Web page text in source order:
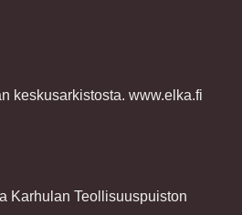
keskusarkistosta. www.elka.fi
Karhulan Teollisuuspuiston